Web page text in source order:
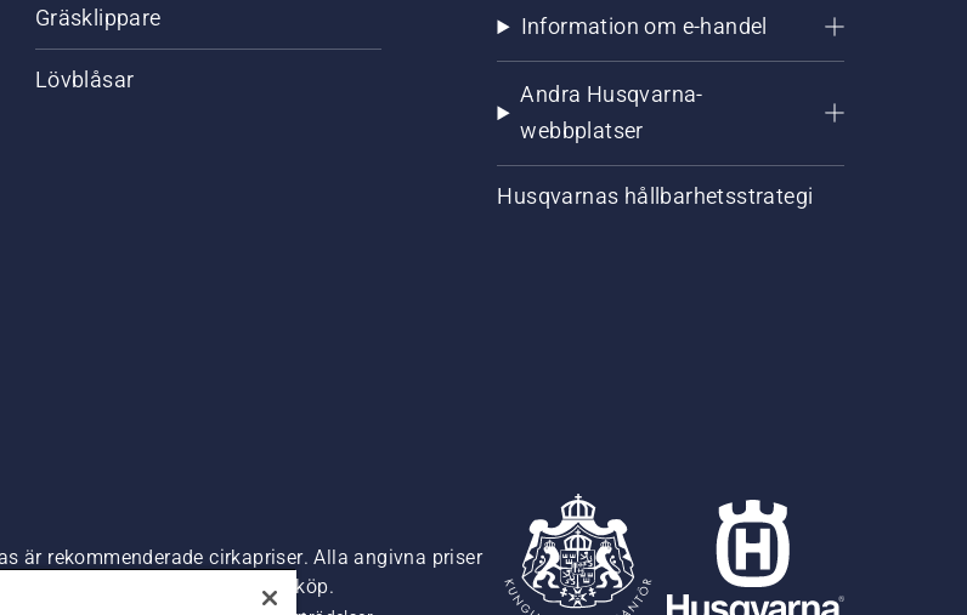
Gräsklippare
Lövblåsar
Information om e-handel
Andra Husqvarna-
webbplatser
Husqvarnas hållbarhetsstrategi
är rekommenderade cirkapriser. Alla angivna priser
är tillgänglig för direkt köp.